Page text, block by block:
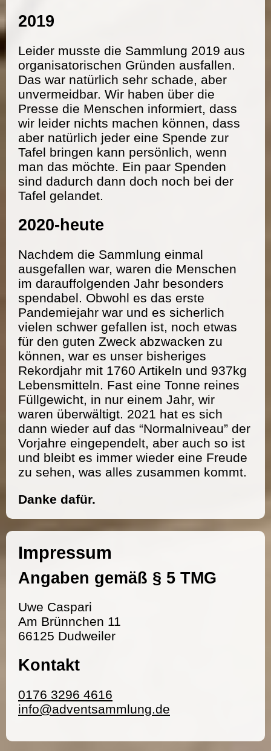
2019
Leider musste die Sammlung 2019 aus
organisatorischen Gründen ausfallen.
Das war natürlich sehr schade, aber
unvermeidbar. Wir haben über die
Presse die Menschen informiert, dass
wir leider nichts machen können, dass
aber natürlich jeder eine Spende zur
Tafel bringen kann persönlich, wenn
man das möchte. Ein paar Spenden
sind dadurch dann doch noch bei der
Tafel gelandet.
2020-heute
Nachdem die Sammlung einmal
ausgefallen war, waren die Menschen
im darauffolgenden Jahr besonders
spendabel. Obwohl es das erste
Pandemiejahr war und es sicherlich
vielen schwer gefallen ist, noch etwas
für den guten Zweck abzwacken zu
können, war es unser bisheriges
Rekordjahr mit 1760 Artikeln und 937kg
Lebensmitteln. Fast eine Tonne reines
Füllgewicht, in nur einem Jahr, wir
waren überwältigt. 2021 hat es sich
dann wieder auf das “Normalniveau” der
Vorjahre eingependelt, aber auch so ist
und bleibt es immer wieder eine Freude
zu sehen, was alles zusammen kommt.
Danke dafür.
Impressum
Angaben gemäß § 5 TMG
Uwe Caspari
Am Brünnchen 11
66125 Dudweiler
Kontakt
0176 3296 4616
info@adventsammlung.de